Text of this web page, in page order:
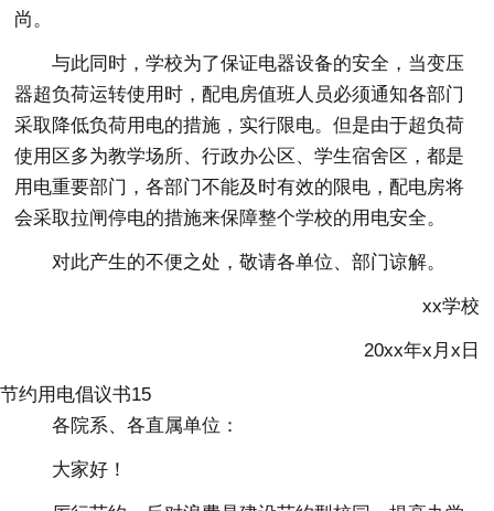
尚。
与此同时，学校为了保证电器设备的安全，当变压
器超负荷运转使用时，配电房值班人员必须通知各部门
采取降低负荷用电的措施，实行限电。但是由于超负荷
使用区多为教学场所、行政办公区、学生宿舍区，都是
用电重要部门，各部门不能及时有效的限电，配电房将
会采取拉闸停电的措施来保障整个学校的用电安全。
对此产生的不便之处，敬请各单位、部门谅解。
xx学校
20xx年x月x日
节约用电倡议书15
各院系、各直属单位：
大家好！